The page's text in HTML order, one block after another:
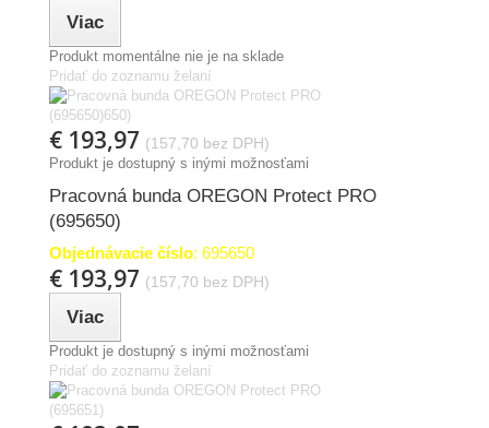
Viac
Produkt momentálne nie je na sklade
Pridať do zoznamu želaní
€ 193,97 (157,70 bez DPH)
Produkt je dostupný s inými možnosťami
Pracovná bunda OREGON Protect PRO
(695650)
Objednávacie číslo: 695650
€ 193,97 (157,70 bez DPH)
Viac
Produkt je dostupný s inými možnosťami
Pridať do zoznamu želaní